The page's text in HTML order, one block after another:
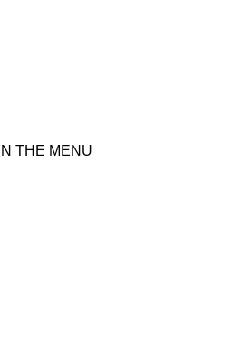
THE MENU